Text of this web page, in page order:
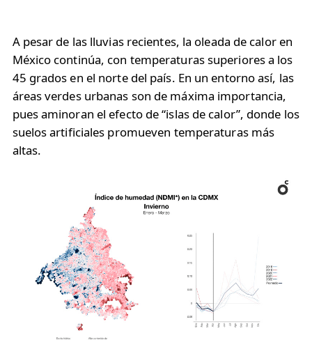
A pesar de las lluvias recientes, la oleada de calor en
México continúa, con temperaturas superiores a los
45 grados en el norte del país. En un entorno así, las
áreas verdes urbanas son de máxima importancia,
pues aminoran el efecto de “islas de calor”, donde los
suelos artificiales promueven temperaturas más
altas.